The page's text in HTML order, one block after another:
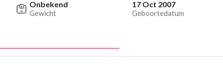
Onbekend
Gewicht
17 Oct 2007
Geboortedatum